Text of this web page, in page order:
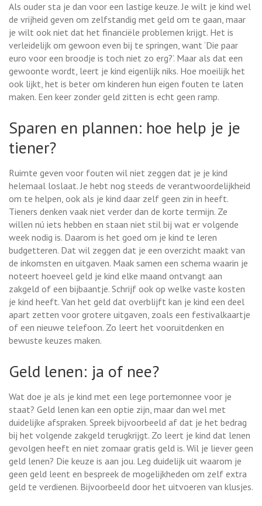
Als ouder sta je dan voor een lastige keuze. Je wilt je kind wel
de vrijheid geven om zelfstandig met geld om te gaan, maar
je wilt ook niet dat het financiële problemen krijgt. Het is
verleidelijk om gewoon even bij te springen, want ‘Die paar
euro voor een broodje is toch niet zo erg?’. Maar als dat een
gewoonte wordt, leert je kind eigenlijk niks. Hoe moeilijk het
ook lijkt, het is beter om kinderen hun eigen fouten te laten
maken. Een keer zonder geld zitten is echt geen ramp.
Sparen en plannen: hoe help je je
tiener?
Ruimte geven voor fouten wil niet zeggen dat je je kind
helemaal loslaat. Je hebt nog steeds de verantwoordelijkheid
om te helpen, ook als je kind daar zelf geen zin in heeft.
Tieners denken vaak niet verder dan de korte termijn. Ze
willen nú iets hebben en staan niet stil bij wat er volgende
week nodig is. Daarom is het goed om je kind te leren
budgetteren. Dat wil zeggen dat je een overzicht maakt van
de inkomsten en uitgaven. Maak samen een schema waarin je
noteert hoeveel geld je kind elke maand ontvangt aan
zakgeld of een bijbaantje. Schrijf ook op welke vaste kosten
je kind heeft. Van het geld dat overblijft kan je kind een deel
apart zetten voor grotere uitgaven, zoals een festivalkaartje
of een nieuwe telefoon. Zo leert het vooruitdenken en
bewuste keuzes maken.
Geld lenen: ja of nee?
Wat doe je als je kind met een lege portemonnee voor je
staat? Geld lenen kan een optie zijn, maar dan wel met
duidelijke afspraken. Spreek bijvoorbeeld af dat je het bedrag
bij het volgende zakgeld terugkrijgt. Zo leert je kind dat lenen
gevolgen heeft en niet zomaar gratis geld is. Wil je liever geen
geld lenen? Die keuze is aan jou. Leg duidelijk uit waarom je
geen geld leent en bespreek de mogelijkheden om zelf extra
geld te verdienen. Bijvoorbeeld door het uitvoeren van klusjes.